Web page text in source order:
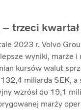
trzeci
2023 r. Volvo
wyniki, marże
kursów walut
miliarda SEK, a
wzrósł do 19,1
marży